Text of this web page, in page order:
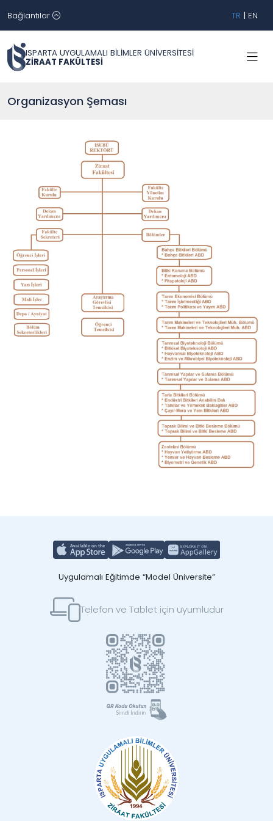
Bağlantılar TR | EN
ISPARTA UYGULAMALI BİLİMLER ÜNİVERSİTESİ
ZİRAAT FAKÜLTESİ
Organizasyon Şeması
Uygulamalı Eğitimde “Model Üniversite”
Telefon ve Tablet için uyumludur